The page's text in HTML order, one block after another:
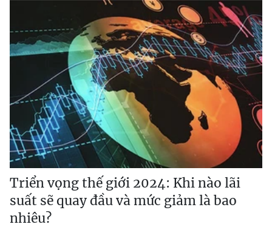
Triển vọng thế giới 2024: Khi nào lãi
suất sẽ quay đầu và mức giảm là bao
nhiêu?